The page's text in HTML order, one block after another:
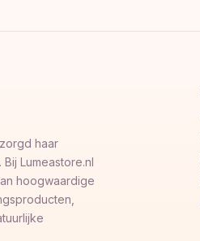
haar
Lumeastore.nl
hoogwaardige